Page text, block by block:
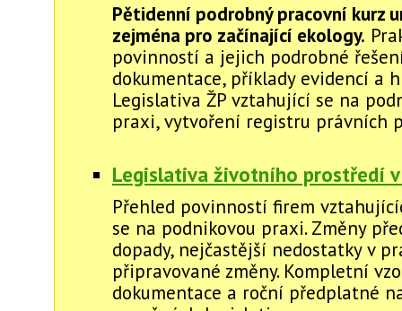
Pětidenní podrobný pracovní kurz
zejména pro začínající ekology.
povinností a jejich podrobné
dokumentace, příklady evidencí a
Legislativa ŽP vztahující se na
praxi, vytvoření registru právních
Legislativa životního prostředí
Přehled povinností firem
se na podnikovou praxi. Změny
dopady, nejčastější nedostatky v
připravované změny. Kompletní
dokumentace a roční předplatné